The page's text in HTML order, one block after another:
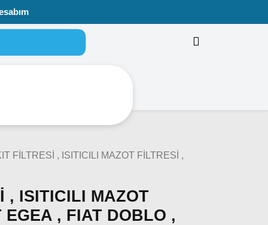
FİLTRESİ , ISITICILI MAZOT FİLTRESİ ,
, ISITICILI MAZOT
EGEA , FIAT DOBLO ,